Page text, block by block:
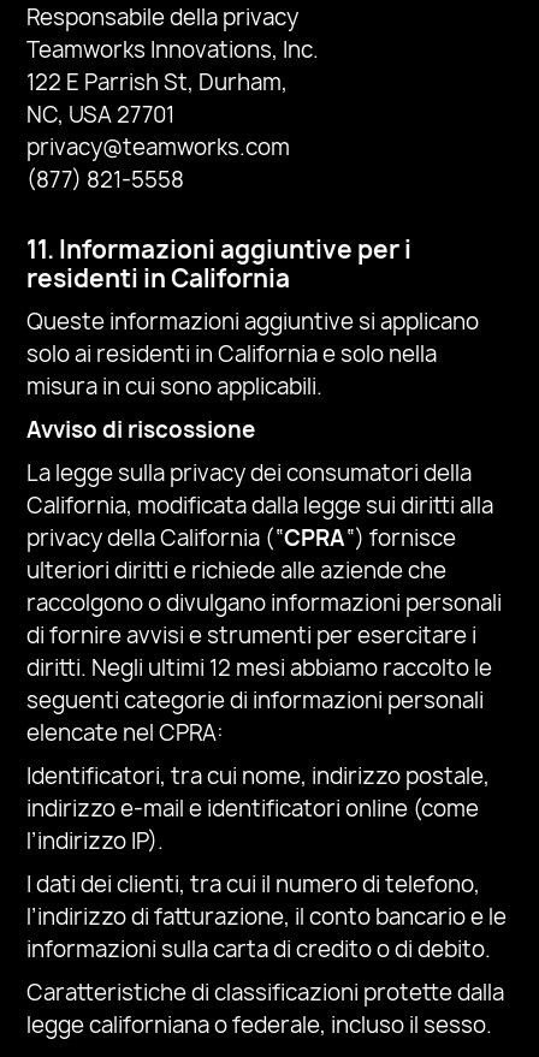
Responsabile della privacy
Teamworks Innovations, Inc.
122 E Parrish St, Durham,
NC, USA 27701
privacy@teamworks.com
(877) 821-5558
11. Informazioni aggiuntive per i
residenti in California
Queste informazioni aggiuntive si applicano
solo ai residenti in California e solo nella
misura in cui sono applicabili.
Avviso di riscossione
La legge sulla privacy dei consumatori della
California, modificata dalla legge sui diritti alla
privacy della California (“CPRA“) fornisce
ulteriori diritti e richiede alle aziende che
raccolgono o divulgano informazioni personali
di fornire avvisi e strumenti per esercitare i
diritti. Negli ultimi 12 mesi abbiamo raccolto le
seguenti categorie di informazioni personali
elencate nel CPRA:
Identificatori, tra cui nome, indirizzo postale,
indirizzo e-mail e identificatori online (come
l’indirizzo IP).
I dati dei clienti, tra cui il numero di telefono,
l’indirizzo di fatturazione, il conto bancario e le
informazioni sulla carta di credito o di debito.
Caratteristiche di classificazioni protette dalla
legge californiana o federale, incluso il sesso.